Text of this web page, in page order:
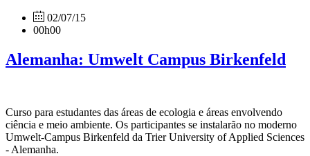
02/07/15
00h00
Alemanha: Umwelt Campus Birkenfeld
Curso para estudantes das áreas de ecologia e áreas envolvendo
ciência e meio ambiente. Os participantes se instalarão no moderno
Umwelt-Campus Birkenfeld da Trier University of Applied Sciences
- Alemanha.